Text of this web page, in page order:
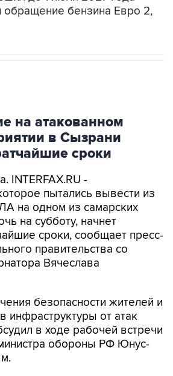
обращение бензина Евро 2,
на атакованном
в Сызрани
сроки
INTERFAX.RU -
пытались вывести из
на одном из самарских
на субботу, начнет
сроки, сообщает пресс-
правительства со
Вячеслава
безопасности жителей и
инфраструктуры от атак
в ходе рабочей встречи
обороны РФ Юнус-